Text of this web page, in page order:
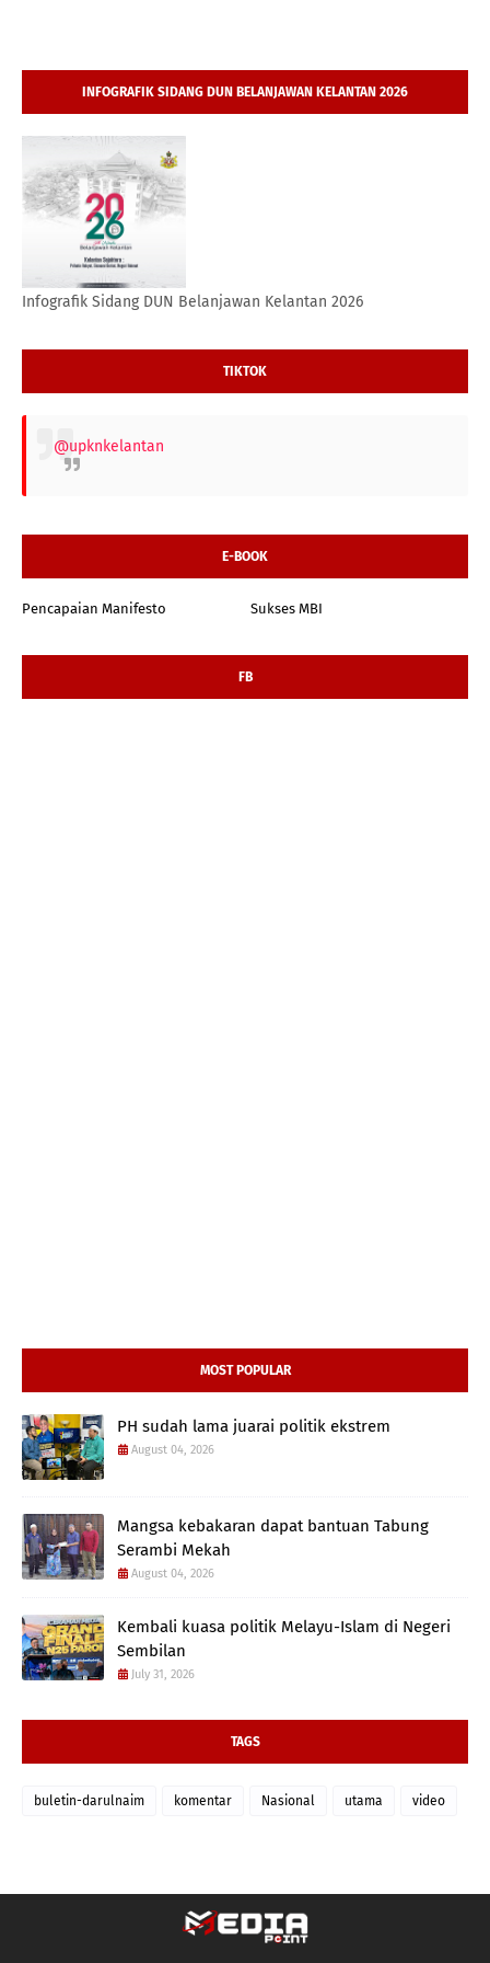
INFOGRAFIK SIDANG DUN BELANJAWAN KELANTAN 2026
Infografik Sidang DUN Belanjawan Kelantan 2026
TIKTOK
@upknkelantan
E-BOOK
Pencapaian Manifesto Sukses MBI
FB
MOST POPULAR
PH sudah lama juarai politik ekstrem
August 04, 2026
Mangsa kebakaran dapat bantuan Tabung
Serambi Mekah
August 04, 2026
Kembali kuasa politik Melayu-Islam di Negeri
Sembilan
July 31, 2026
TAGS
buletin-darulnaim komentar Nasional utama video